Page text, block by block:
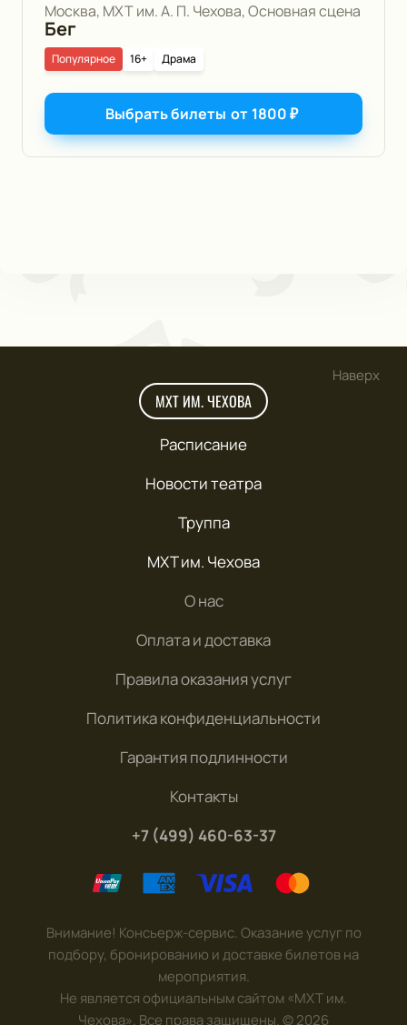
Москва, МХТ им. А. П. Чехова, Основная сцена
Бег
16+ Драма
Популярное
Выбрать билеты от 1800₽
Наверх
МХТ ИМ. ЧЕХОВА
Расписание
Новости театра
Труппа
МХТ им. Чехова
О нас
Оплата и доставка
Правила оказания услуг
Политика конфиденциальности
Гарантия подлинности
Контакты
+7 (499) 460-63-37
Внимание! Консьерж-сервис. Оказание услуг по
подбору, бронированию и доставке билетов на
мероприятия.
Не является официальным сайтом «МХТ им.
Чехова». Все права защищены.©2026